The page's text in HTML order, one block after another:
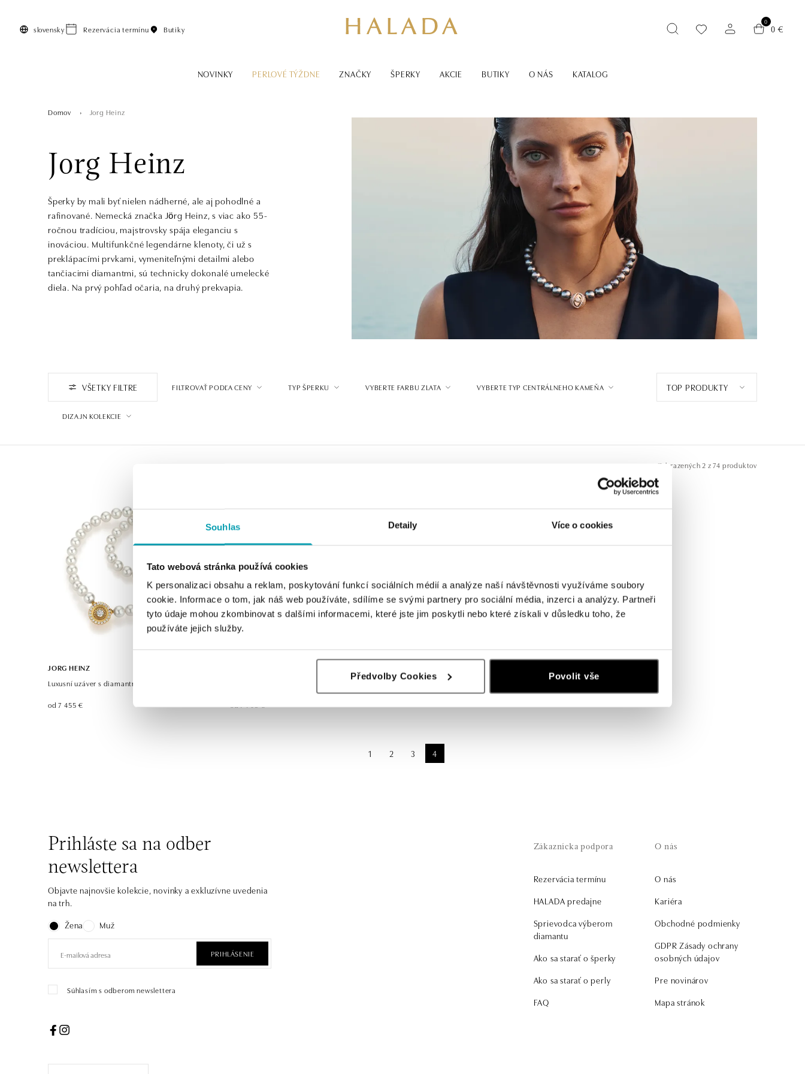
Souhlas Detaily Více o cookies
Tato webová stránka používá cookies
K personalizaci obsahu a reklam, poskytování funkcí sociálních médií a analýze naší návštěvnosti využíváme soubory
cookie. Informace o tom, jak náš web používáte, sdílíme se svými partnery pro sociální média, inzerci a analýzy. Partneři
tyto údaje mohou zkombinovat s dalšími informacemi, které jste jim poskytli nebo které získali v důsledku toho, že
používáte jejich služby.
Předvolby Cookies Povolit vše
slovensky Rezervácia termínu Butiky
0
0 €
NOVINKY PERLOVÉ TÝŽDNE ZNAČKY ŠPERKY AKCIE BUTIKY O NÁS KATALOG
Domov Jorg Heinz
Jorg Heinz
Šperky by mali byť nielen nádherné, ale aj pohodlné a
rafinované. Nemecká značka Jörg Heinz, s viac ako 55-
ročnou tradíciou, majstrovsky spája eleganciu s
inováciou. Multifunkčné legendárne klenoty, či už s
preklápacími prvkami, vymeniteľnými detailmi alebo
tančiacimi diamantmi, sú technicky dokonalé umelecké
diela. Na prvý pohľad očaria, na druhý prekvapia.
VŠETKY FILTRE FILTROVAŤ PODĽA CENY TYP ŠPERKU VYBERTE FARBU ZLATA VYBERTE TYP CENTRÁLNEHO KAMEŇA
DIZAJN KOLEKCIE
TOP PRODUKTY
Zobrazených2 z 74 produktov
JORG HEINZ
Luxusní uzáver s diamantmi Swing Boho
od 7 455 €
1 2 3 4
Prihláste sa na odber
newslettera
Objavte najnovšie kolekcie, novinky a exkluzívne uvedenia
na trh.
Žena
Muž
PRIHLÁSENIE
Súhlasím s odberom newslettera
Zákaznícka podpora
Rezervácia termínu
HALADA predajne
Sprievodca výberom
diamantu
Ako sa starať o šperky
Ako sa starať o perly
FAQ
O nás
O nás
Kariéra
Obchodné podmienky
GDPR Zásady ochrany
osobných údajov
Pre novinárov
Mapa stránok